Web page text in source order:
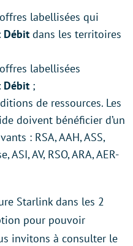
labellisées qui
Débit dans les territoires
labellisées
Débit ;
de ressources. Les
doivent bénéficier d’un
: RSA, AAH, ASS,
AV, RSO, ARA, AER-
Starlink dans les 2
pour pouvoir
invitons à consulter le